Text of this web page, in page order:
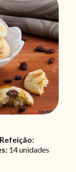
14 unidades